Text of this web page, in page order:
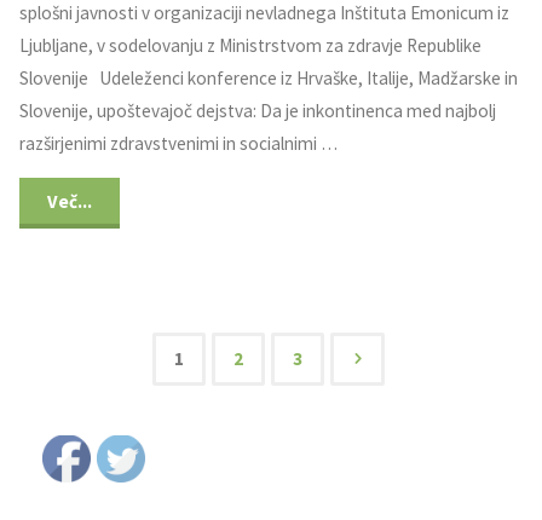
splošni javnosti v organizaciji nevladnega Inštituta Emonicum iz
Ljubljane, v sodelovanju z Ministrstvom za zdravje Republike
Slovenije Udeleženci konference iz Hrvaške, Italije, Madžarske in
Slovenije, upoštevajoč dejstva: Da je inkontinenca med najbolj
razširjenimi zdravstvenimi in socialnimi …
Več...
1 2 3